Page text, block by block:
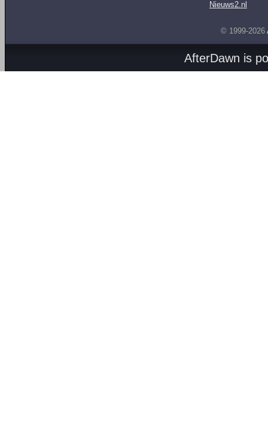
Nieuws2.nl
© 1999-2026
AfterDawn is